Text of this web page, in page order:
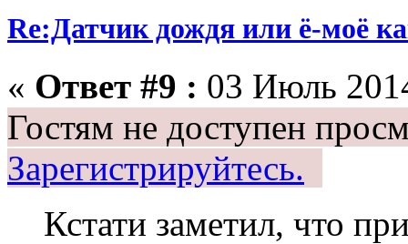
Re:Датчик дождя или ё-моё
« Ответ #9 : 03 Июль
Гостям не доступен
Зарегистрируйтесь.
Кстати заметил, что